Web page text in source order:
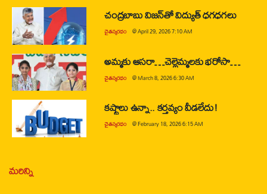
చంద్రబాబు విజన్‌తో విద్యుత్ ధగధగలు
చైతన్యరధం @April 29, 2026 7:10 AM
అమ్మకు ఆసరా…చెల్లెమ్మలకు భరోసా…
చైతన్యరధం @March 8, 2026 6:30 AM
కష్టాలు ఉన్నా.. కర్తవ్యం వీడలేదు!
చైతన్యరధం @February 18, 2026 6:15 AM
మరిన్ని